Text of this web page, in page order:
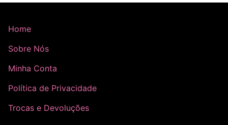
Home
Sobre Nós
Minha Conta
Política de Privacidade
Trocas e Devoluções